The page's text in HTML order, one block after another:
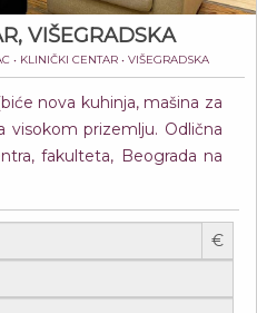
VIŠEGRADSKA
• KLINIČKI CENTAR • VIŠEGRADSKA
nova kuhinja, mašina za
visokom prizemlju. Odlična
fakulteta, Beograda na
€